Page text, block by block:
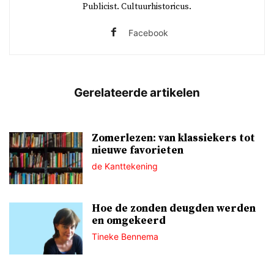
Publicist. Cultuurhistoricus.
Facebook
Zomerlezen: van klassiekers tot
nieuwe favorieten
de Kanttekening
Hoe de zonden deugden werden
en omgekeerd
Tineke Bennema